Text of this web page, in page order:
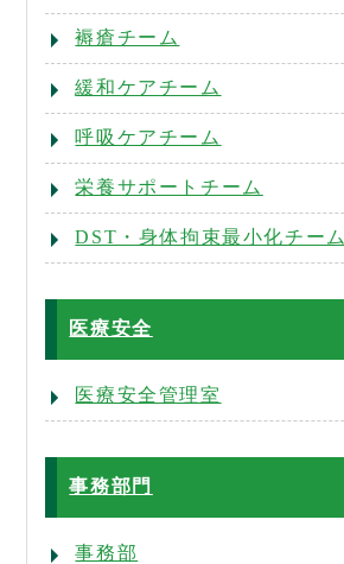
褥瘡チーム
緩和ケアチーム
呼吸ケアチーム
栄養サポートチーム
DST・身体拘束最小化チーム
医療安全
医療安全管理室
事務部門
事務部